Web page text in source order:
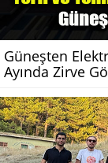
Güneşten
Ayında Zirve